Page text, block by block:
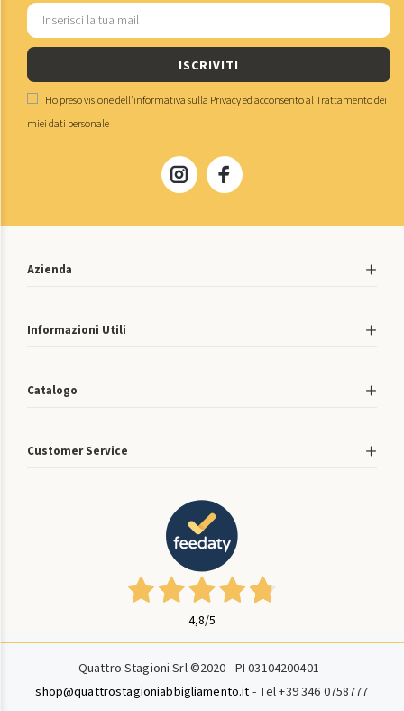
ISCRIVITI
Ho preso visione dell'informativa sulla Privacyed acconsento alTrattamento dei
miei dati personale
Azienda
Informazioni Utili
Catalogo
Customer Service
4,8/5
Quattro Stagioni Srl ©2020 - PI 03104200401 -
shop@quattrostagioniabbigliamento.it - Tel +39 346 0758777